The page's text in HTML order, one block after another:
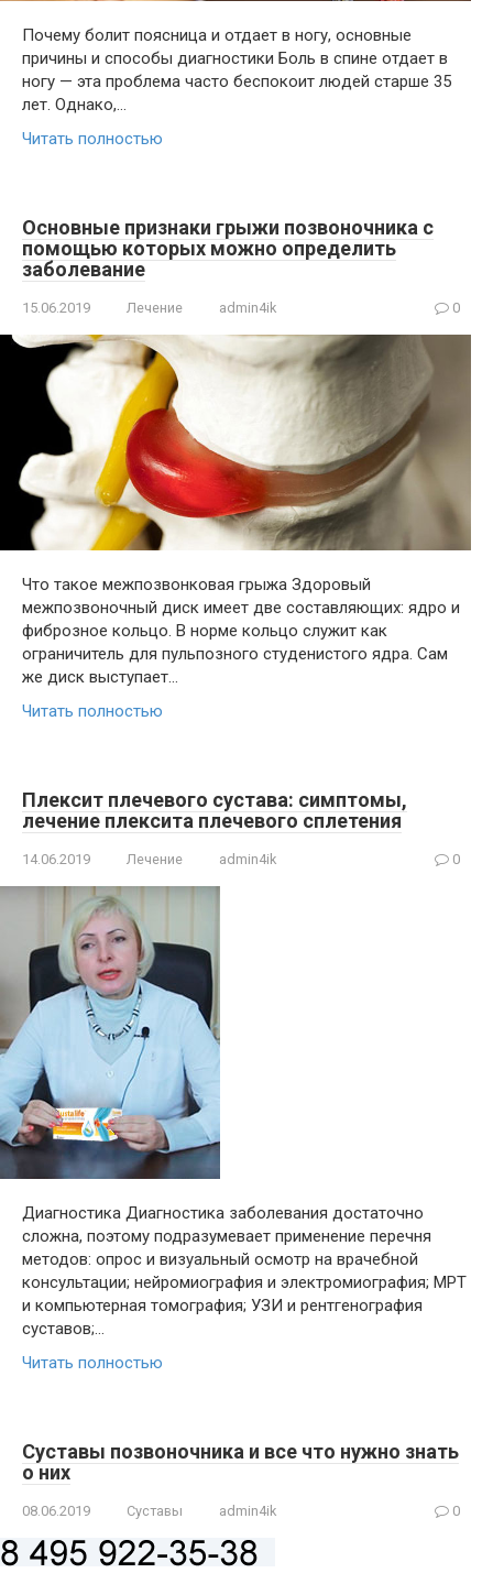
Почему болит поясница и отдает в ногу, основные
причины и способы диагностики Боль в спине отдает в
ногу — эта проблема часто беспокоит людей старше 35
лет. Однако,…
Читать полностью
Основные признаки грыжи позвоночника с
помощью которых можно определить
заболевание
15.06.2019 Лечение admin4ik 0
Что такое межпозвонковая грыжа Здоровый
межпозвоночный диск имеет две составляющих: ядро и
фиброзное кольцо. В норме кольцо служит как
ограничитель для пульпозного студенистого ядра. Сам
же диск выступает…
Читать полностью
Плексит плечевого сустава: симптомы,
лечение плексита плечевого сплетения
14.06.2019 Лечение admin4ik 0
Диагностика Диагностика заболевания достаточно
сложна, поэтому подразумевает применение перечня
методов: опрос и визуальный осмотр на врачебной
консультации; нейромиография и электромиография; МРТ
и компьютерная томография; УЗИ и рентгенография
суставов;…
Читать полностью
Суставы позвоночника и все что нужно знать
о них
08.06.2019 Суставы admin4ik 0